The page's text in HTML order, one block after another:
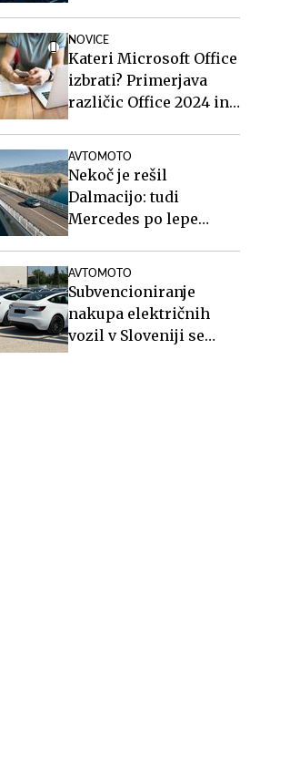
NOVICE
Kateri Microsoft Office
izbrati? Primerjava
različic Office 2024 in
AVTOMOTO
Nekoč je rešil
Dalmacijo: tudi
Mercedes po lepe
AVTOMOTO
Subvencioniranje
nakupa električnih
vozil v Sloveniji se